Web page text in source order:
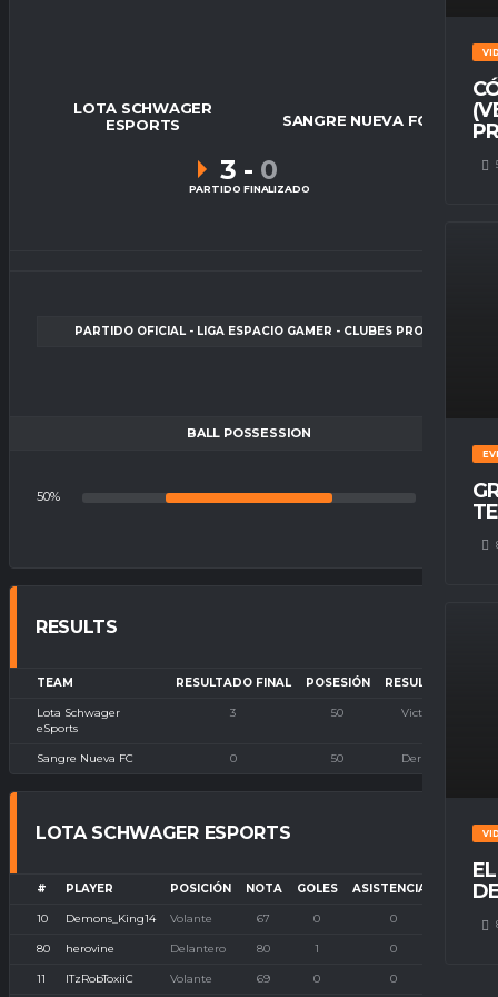
LOTA SCHWAGER
ESPORTS
SANGRE NUEVA FC
3 - 0
PARTIDO FINALIZADO
PARTIDO OFICIAL - LIGA ESPACIO GAMER - CLUBES PRO
BALL POSSESSION
50%
RESULTS
TEAM RESULTADO FINAL POSESIÓN RESULTADO
Lota Schwager
eSports
3 50 Victoria
Sangre Nueva FC 0 50 Derrota
LOTA SCHWAGER ESPORTS
# PLAYER POSICIÓN NOTA GOLES ASISTENCIAS P.
10 Demons_King14 Volante 67 0 0 0
80 herovine Delantero 80 1 0
11 ITzRobToxiiC Volante 69 0 0